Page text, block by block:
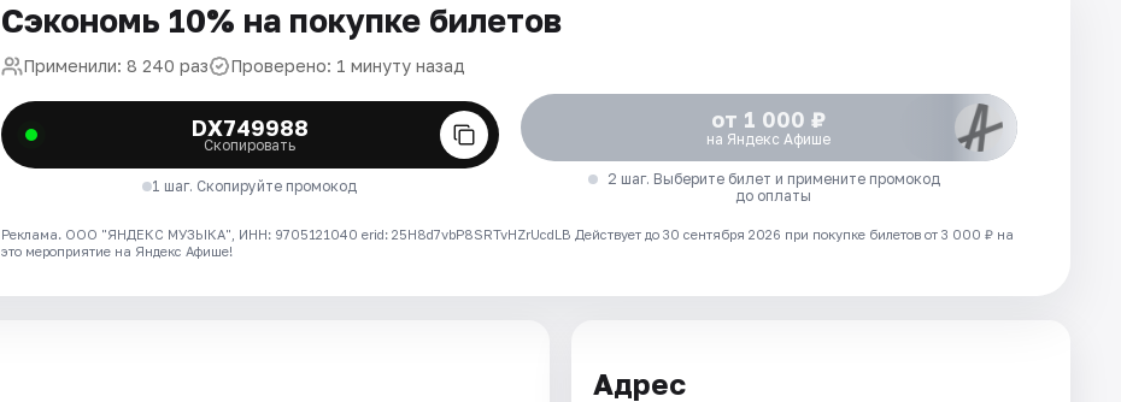
Сэкономь 10% на покупке билетов
Применили: 8 240 раз Проверено: 1 минуту назад
DX749988
Скопировать
1 шаг. Скопируйте промокод
от 1 000 ₽
на Яндекс Афише
2 шаг. Выберите билет и примените промокод
до оплаты
Реклама. ООО "ЯНДЕКС МУЗЫКА", ИНН: 9705121040 erid: 25H8d7vbP8SRTvHZrUcdLB Действует до 30 сентября 2026 при покупке билетов от 3 000 ₽ на
это мероприятие на Яндекс Афише!
Адрес